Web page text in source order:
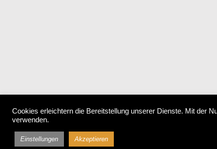
Cookies erleichtern die Bereitstellung unserer Dienste. Mit der
verwenden.
Einstellungen Akzeptieren